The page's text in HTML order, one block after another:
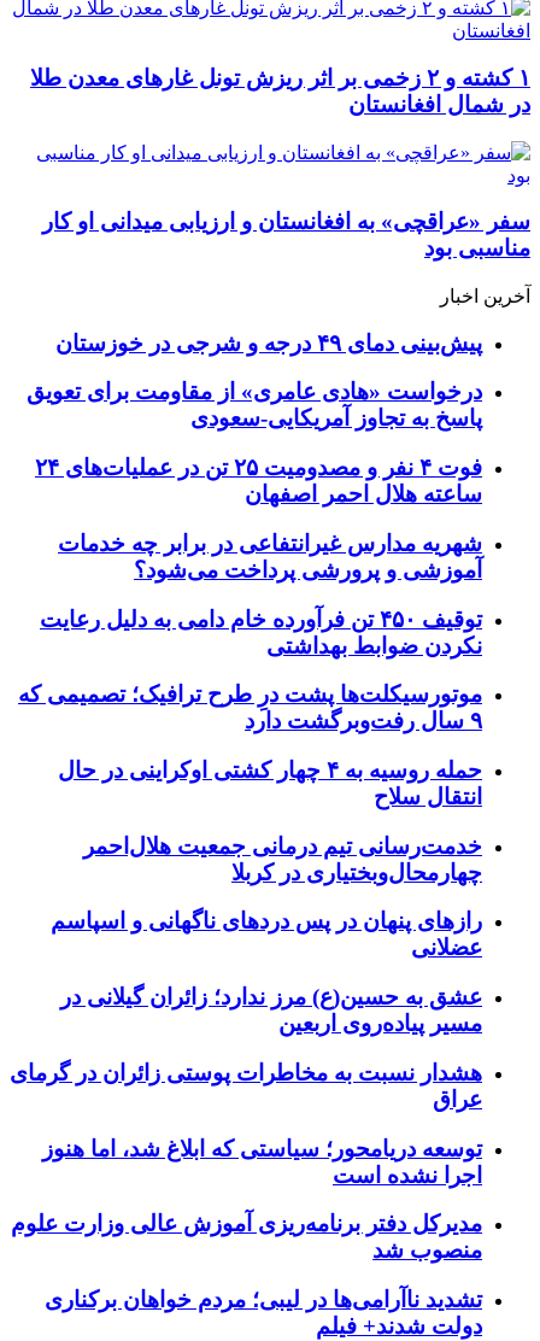
۱ کشته و ۲ زخمی بر اثر ریزش تونل غارهای معدن طلا
در شمال افغانستان
سفر «عراقچی» به افغانستان و ارزیابی میدانی او کار
مناسبی بود
آخرین اخبار
پیش‌بینی دمای ۴۹ درجه و شرجی در خوزستان
درخواست «هادی عامری» از مقاومت برای تعویق
پاسخ به تجاوز آمریکایی-سعودی
فوت ۴ نفر و مصدومیت ۲۵ تن در عملیات‌های ۲۴
ساعته هلال احمر اصفهان
شهریه مدارس غیرانتفاعی در برابر چه خدمات
آموزشی و پرورشی پرداخت می‌شود؟
توقیف ۴۵۰ تن فرآورده خام دامی به دلیل رعایت
نکردن ضوابط بهداشتی
موتورسیکلت‌ها پشت درِ طرح ترافیک؛ تصمیمی که
۹ سال رفت‌وبرگشت دارد
حمله روسیه به ۴ چهار کشتی اوکراینی در حال
انتقال سلاح
خدمت‌رسانی تیم درمانی جمعیت هلال‌احمر
چهارمحال‌وبختیاری در کربلا
رازهای پنهان در پس دردهای ناگهانی و اسپاسم
عضلانی
عشق به حسین(ع) مرز ندارد؛ زائران گیلانی در
مسیر پیاده‌روی اربعین
هشدار نسبت به مخاطرات پوستی زائران در گرمای
عراق
توسعه دریامحور؛ سیاستی که ابلاغ شد، اما هنوز
اجرا نشده است
مدیرکل دفتر برنامه‌ریزی آموزش عالی وزارت علوم
منصوب شد
تشدید ناآرامی‌ها در لیبی؛ مردم خواهان برکناری
دولت شدند+ فیلم